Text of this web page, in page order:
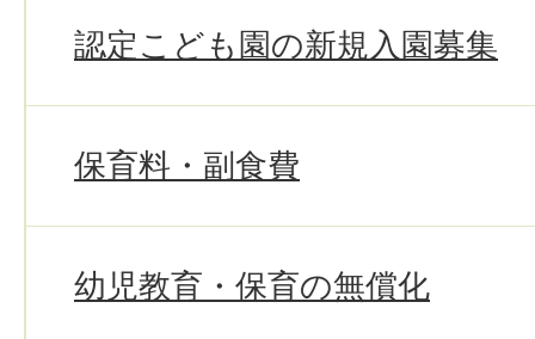
認定こども園の新規入園募集
保育料・副食費
幼児教育・保育の無償化